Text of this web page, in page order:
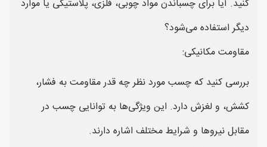
کنید. آیا برای چسباندن مواد چوبی، فلزی، پلاستیکی یا موارد
دیگر استفاده می‌شود؟
مقاومت مکانیکی:
بررسی کنید که چسب مورد نظر چه قدر مقاومت به فشار،
کشش، و لغزش دارد. این ویژگی‌ها به توانایی چسب در
مقابل نیروها و شرایط مختلف اشاره دارند.